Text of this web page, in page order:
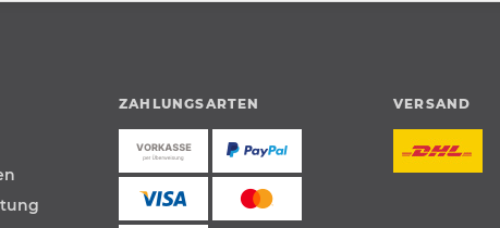
ZAHLUNGSARTEN VERSAND